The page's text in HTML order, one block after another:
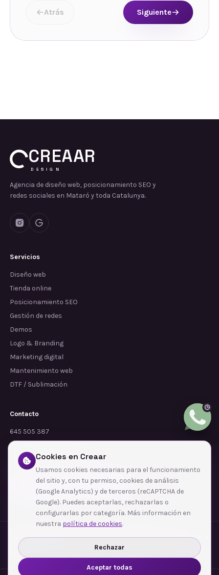
Atrás Siguiente
CREAAR
DESIGN
Agencia de diseño web, posicionamiento SEO y
redes sociales en Mataró y toda Catalunya.
Servicios
Diseño web
Tienda online
Posicionamiento SEO
Gestión de redes
Demos
Logo & Branding
Marketing digital
Mantenimiento web
DTF / Sublimación
Contacto
645 505 387
info@dependalium.com
Mataró (Barcelona)
Déjanos tu reseña en Google
Zonas de cobertura·Barcelona·L'Hospitalet de Llobregat·Terrassa·Badalona
Sabadell
Santa Coloma de Gramenet
Ver todas las zonas →
Cookies en Creaar
Usamos cookies necesarias para el funcionamiento
del sitio y, con tu permiso, cookies de análisis
(Google Analytics) y de terceros (reCAPTCHA de
Google). Puedes aceptarlas, rechazarlas o
configurarlas por categoría. Más información en
nuestra política de cookies.
Rechazar
Aceptar todas